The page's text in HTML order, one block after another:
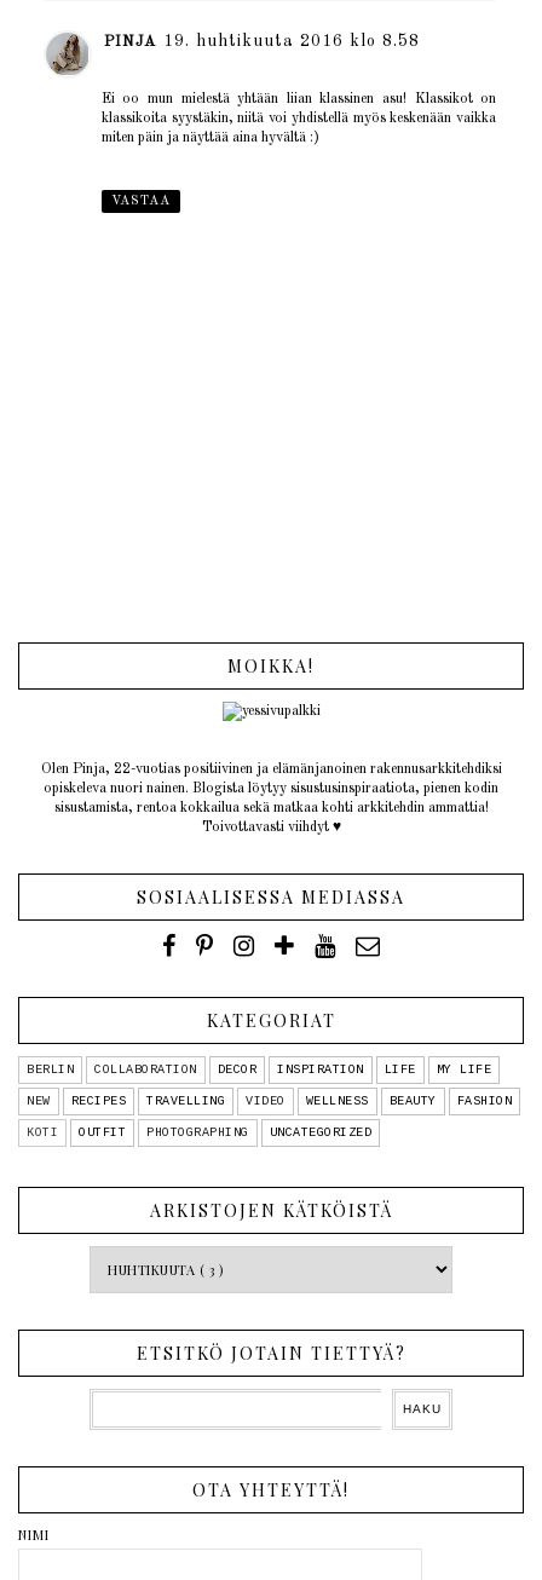
PINJA 19. huhtikuuta 2016 klo 8.58
Ei oo mun mielestä yhtään liian klassinen asu! Klassikot on
klassikoita syystäkin, niitä voi yhdistellä myös keskenään vaikka
miten päin ja näyttää aina hyvältä :)
VASTAA
MOIKKA!
Olen Pinja, 22-vuotias positiivinen ja elämänjanoinen rakennusarkkitehdiksi
opiskeleva nuori nainen. Blogista löytyy sisustusinspiraatiota, pienen kodin
sisustamista, rentoa kokkailua sekä matkaa kohti arkkitehdin ammattia!
Toivottavasti viihdyt ♥︎
SOSIAALISESSA MEDIASSA
KATEGORIAT
BERLIN COLLABORATION DECOR INSPIRATION LIFE MY LIFE
NEW RECIPES TRAVELLING VIDEO WELLNESS BEAUTY FASHION
KOTI OUTFIT PHOTOGRAPHING UNCATEGORIZED
ARKISTOJEN KÄTKÖISTÄ
ETSITKÖ JOTAIN TIETTYÄ?
OTA YHTEYTTÄ!
NIMI